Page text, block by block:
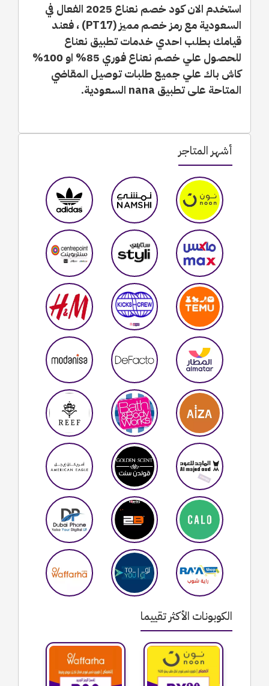
أشهر المتاجر
الكوبونات الأكثر تقييما
استخدم الان كود خصم نعناع 2025 الفعال في
السعودية مع رمز خصم مميز (PT17) ، فعند
قيامك بطلب احدي خدمات تطبيق نعناع
للحصول علي خصم نعناع فوري 85% او 100%
كاش باك علي جميع طلبات توصيل المقاضي
المتاحة على تطبيق nana السعودية.